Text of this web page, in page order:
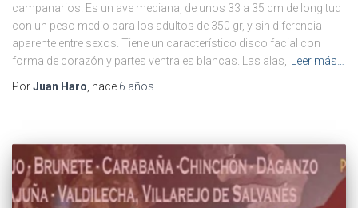
campanarios. Es un ave mediana, de unos 33 a 35 cm de longitud
con un peso medio para los adultos de 350 gr, y sin diferencia
aparente entre sexos. Tiene un característico disco facial con
forma de corazón y partes ventrales blancas. Las alas,
Leer más…
PorJuan Haro , hace 6 años